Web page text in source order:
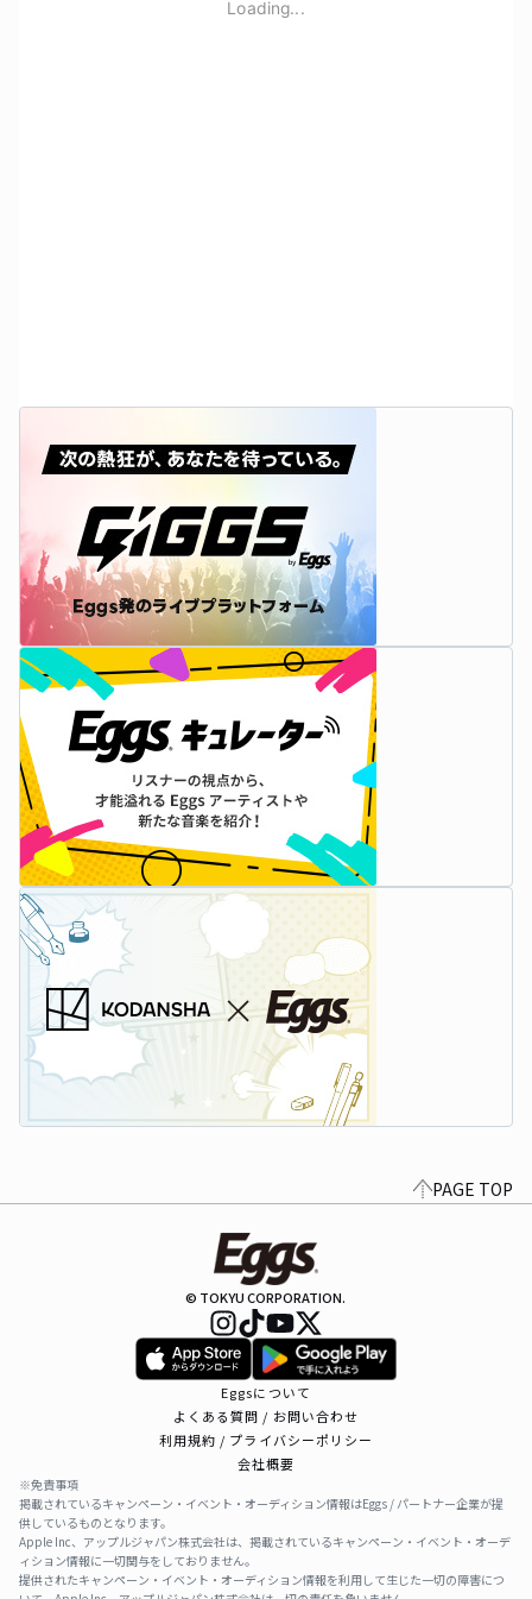
PAGE TOP
© TOKYU CORPORATION.
Eggsについて
よくある質問 / お問い合わせ
利用規約 / プライバシーポリシー
会社概要
※免責事項
掲載されているキャンペーン・イベント・オーディション情報はEggs / パートナー企業が提
供しているものとなります。
Apple Inc、アップルジャパン株式会社は、掲載されているキャンペーン・イベント・オーデ
ィション情報に一切関与をしておりません。
提供されたキャンペーン・イベント・オーディション情報を利用して生じた一切の障害につ